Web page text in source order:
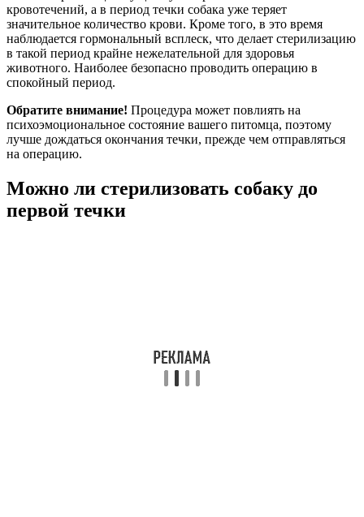
кровотечений, а в период течки собака уже теряет
значительное количество крови. Кроме того, в это время
наблюдается гормональный всплеск, что делает стерилизацию
в такой период крайне нежелательной для здоровья
животного. Наиболее безопасно проводить операцию в
спокойный период.
Обратите внимание! Процедура может повлиять на
психоэмоциональное состояние вашего питомца, поэтому
лучше дождаться окончания течки, прежде чем отправляться
на операцию.
Можно ли стерилизовать собаку до
первой течки